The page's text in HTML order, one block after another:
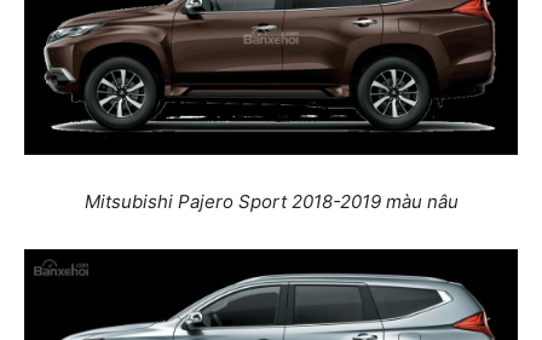
Mitsubishi Pajero Sport 2018-2019 màu nâu